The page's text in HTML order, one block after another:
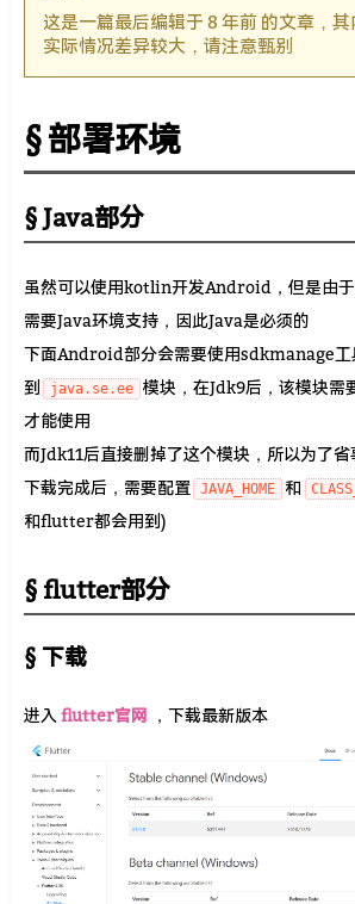
这是一篇最后编辑于 8 年前 的文章，
实际情况差异较大，请注意甄别
部署环境
Java部分
虽然可以使用kotlin开发Android，但是由
需要Java环境支持，因此Java是必须的
下面Android部分会需要使用sdkmanage工
到
java.se.ee 模块，在Jdk9后，该模块需
才能使用
而Jdk11后直接删掉了这个模块，所以为了
下载完成后，需要配置 JAVA_HOME 和
和flutter都会用到)
flutter部分
下载
进入 flutter官网 ，下载最新版本